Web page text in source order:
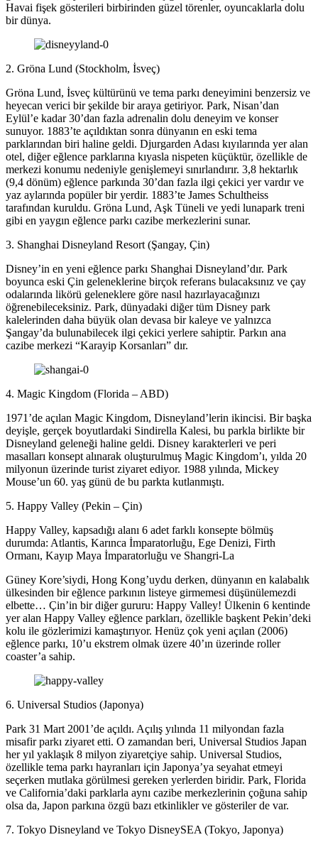
Havai fişek gösterileri birbirinden güzel törenler, oyuncaklarla dolu
bir dünya.
2. Gröna Lund (Stockholm, İsveç)
Gröna Lund, İsveç kültürünü ve tema parkı deneyimini benzersiz ve
heyecan verici bir şekilde bir araya getiriyor. Park, Nisan’dan
Eylül’e kadar 30’dan fazla adrenalin dolu deneyim ve konser
sunuyor. 1883’te açıldıktan sonra dünyanın en eski tema
parklarından biri haline geldi. Djurgarden Adası kıyılarında yer alan
otel, diğer eğlence parklarına kıyasla nispeten küçüktür, özellikle de
merkezi konumu nedeniyle genişlemeyi sınırlandırır. 3,8 hektarlık
(9,4 dönüm) eğlence parkında 30’dan fazla ilgi çekici yer vardır ve
yaz aylarında popüler bir yerdir. 1883’te James Schultheiss
tarafından kuruldu. Gröna Lund, Aşk Tüneli ve yedi lunapark treni
gibi en yaygın eğlence parkı cazibe merkezlerini sunar.
3. Shanghai Disneyland Resort (Şangay, Çin)
Disney’in en yeni eğlence parkı Shanghai Disneyland’dır. Park
boyunca eski Çin geleneklerine birçok referans bulacaksınız ve çay
odalarında likörü geleneklere göre nasıl hazırlayacağınızı
öğrenebileceksiniz. Park, dünyadaki diğer tüm Disney park
kalelerinden daha büyük olan devasa bir kaleye ve yalnızca
Şangay’da bulunabilecek ilgi çekici yerlere sahiptir. Parkın ana
cazibe merkezi “Karayip Korsanları” dır.
4. Magic Kingdom (Florida – ABD)
1971’de açılan Magic Kingdom, Disneyland’lerin ikincisi. Bir başka
deyişle, gerçek boyutlardaki Sindirella Kalesi, bu parkla birlikte bir
Disneyland geleneği haline geldi. Disney karakterleri ve peri
masalları konsept alınarak oluşturulmuş Magic Kingdom’ı, yılda 20
milyonun üzerinde turist ziyaret ediyor. 1988 yılında, Mickey
Mouse’un 60. yaş günü de bu parkta kutlanmıştı.
5. Happy Valley (Pekin – Çin)
Happy Valley, kapsadığı alanı 6 adet farklı konsepte bölmüş
durumda: Atlantis, Karınca İmparatorluğu, Ege Denizi, Firth
Ormanı, Kayıp Maya İmparatorluğu ve Shangri-La
Güney Kore’siydi, Hong Kong’uydu derken, dünyanın en kalabalık
ülkesinden bir eğlence parkının listeye girmemesi düşünülemezdi
elbette… Çin’in bir diğer gururu: Happy Valley! Ülkenin 6 kentinde
yer alan Happy Valley eğlence parkları, özellikle başkent Pekin’deki
kolu ile gözlerimizi kamaştırıyor. Henüz çok yeni açılan (2006)
eğlence parkı, 10’u ekstrem olmak üzere 40’ın üzerinde roller
coaster’a sahip.
6. Universal Studios (Japonya)
Park 31 Mart 2001’de açıldı. Açılış yılında 11 milyondan fazla
misafir parkı ziyaret etti. O zamandan beri, Universal Studios Japan
her yıl yaklaşık 8 milyon ziyaretçiye sahip. Universal Studios,
özellikle tema parkı hayranları için Japonya’ya seyahat etmeyi
seçerken mutlaka görülmesi gereken yerlerden biridir. Park, Florida
ve California’daki parklarla aynı cazibe merkezlerinin çoğuna sahip
olsa da, Japon parkına özgü bazı etkinlikler ve gösteriler de var.
7. Tokyo Disneyland ve Tokyo DisneySEA (Tokyo, Japonya)